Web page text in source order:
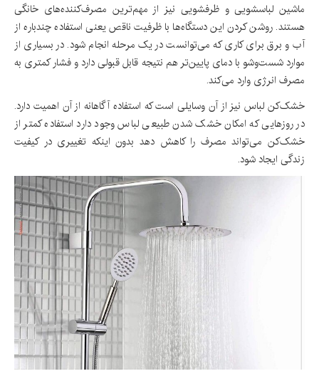
ماشین لباسشویی و ظرفشویی نیز از مهم‌ترین مصرف‌کننده‌های خانگی
هستند. روشن کردن این دستگاه‌ها با ظرفیت ناقص یعنی استفاده چندباره از
آب و برق برای کاری که می‌توانست در یک مرحله انجام شود. در بسیاری از
موارد شست‌وشو با دمای پایین‌تر هم نتیجه قابل قبولی دارد و فشار کمتری به
مصرف انرژی وارد می‌کند.
خشک‌کن لباس نیز از آن وسایلی است که استفاده آگاهانه از آن اهمیت دارد.
در روزهایی که امکان خشک شدن طبیعی لباس وجود دارد استفاده کمتر از
خشک‌کن می‌تواند مصرف را کاهش دهد بدون اینکه تغییری در کیفیت
زندگی ایجاد شود.